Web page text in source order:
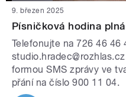
9. březen 2025
Písničková hodina
Telefonujte na 726 46 46
formou SMS zprávy ve
přání na číslo 900 11 04.